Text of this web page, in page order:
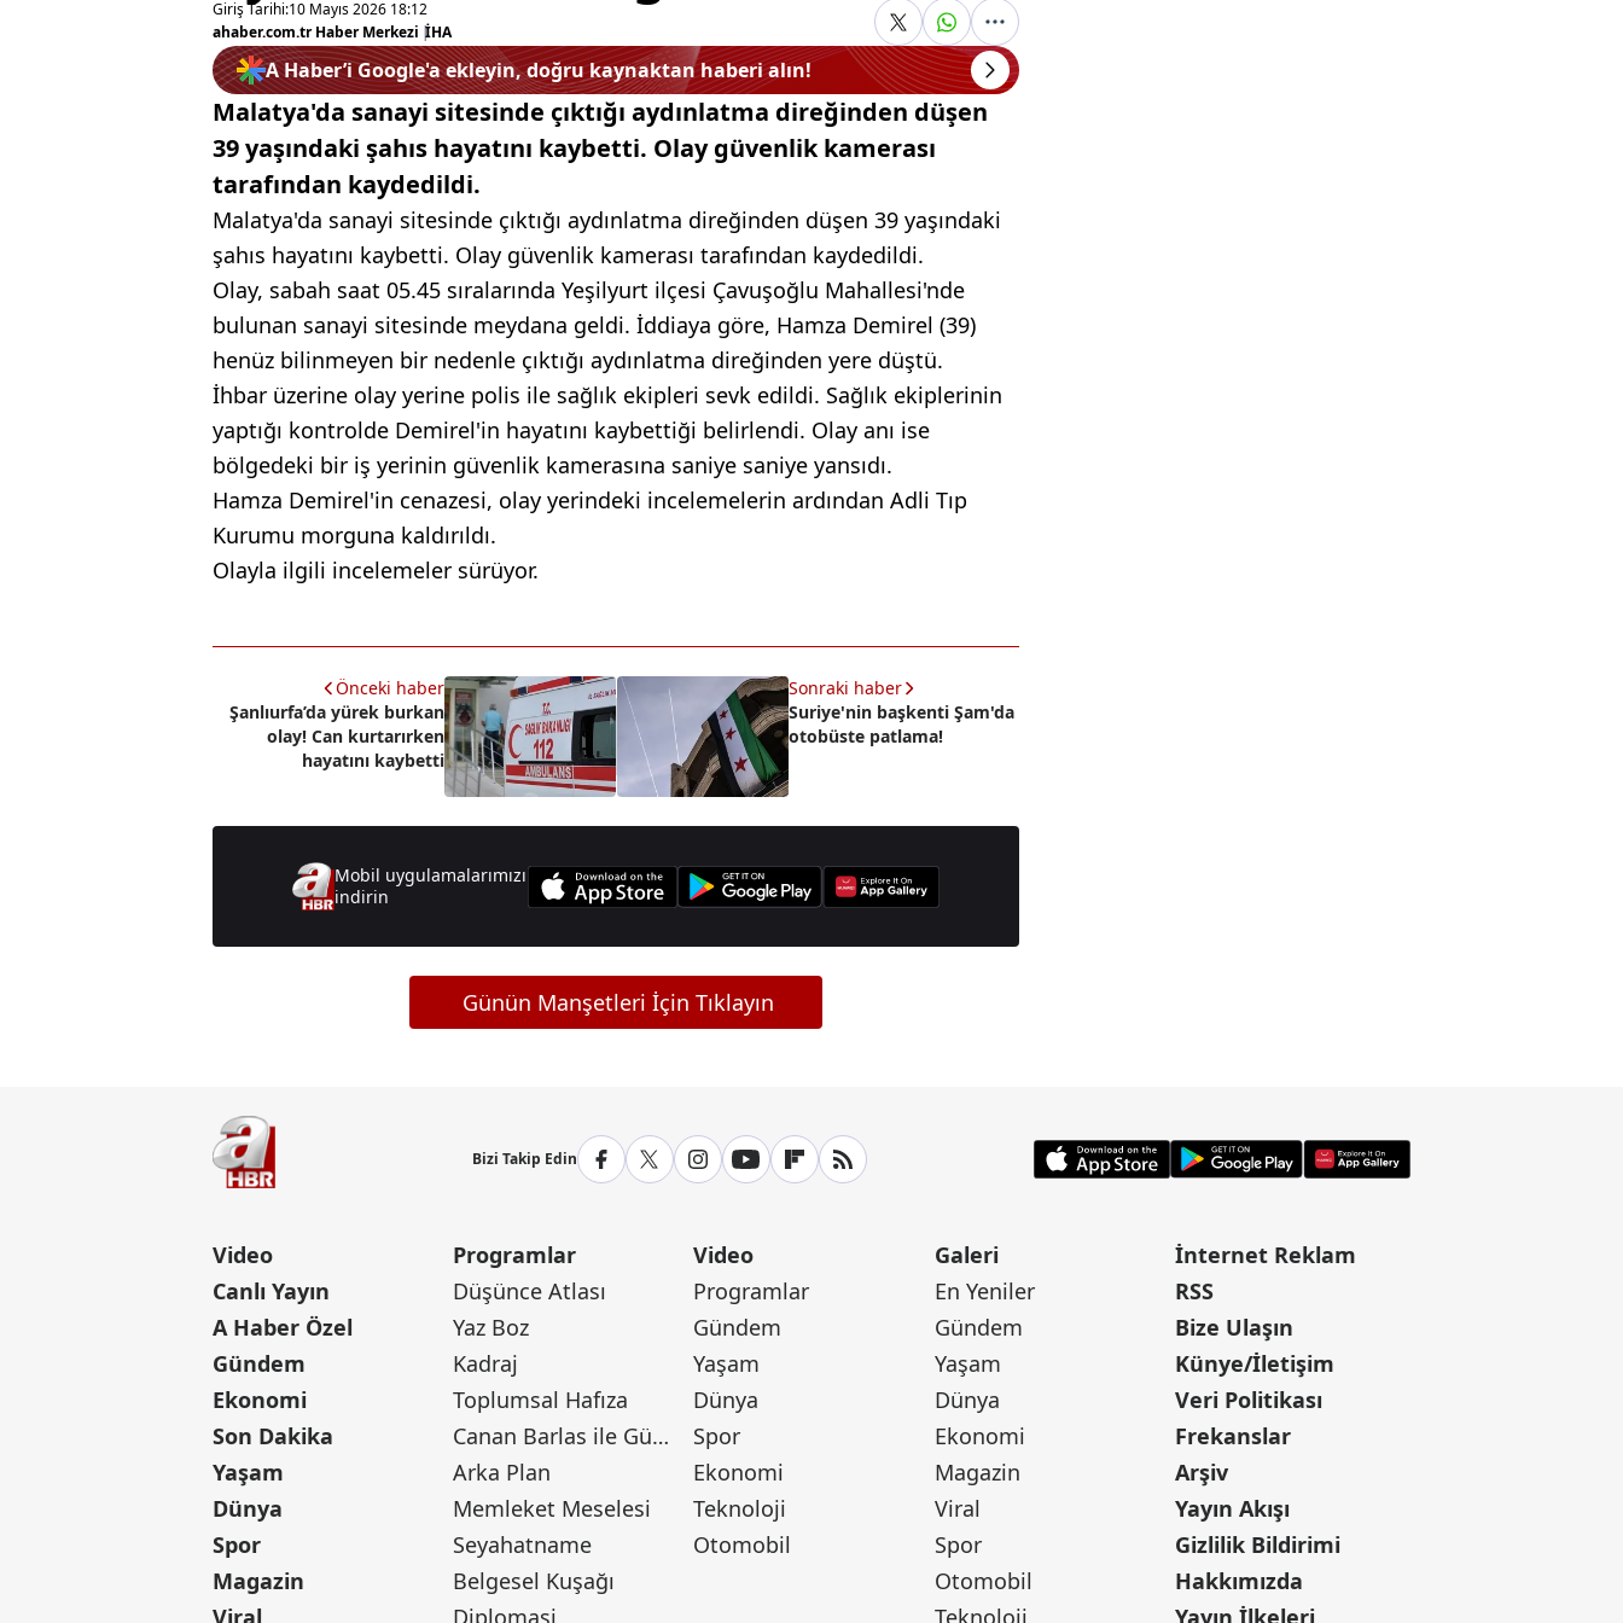
Giriş Tarihi:10 Mayıs 2026 18:12
ahaber.com.tr Haber Merkezi |İHA
A Haber’i Google'a ekleyin, doğru kaynaktan haberi alın!
Malatya'da sanayi sitesinde çıktığı aydınlatma direğinden düşen
39 yaşındaki şahıs hayatını kaybetti. Olay güvenlik kamerası
tarafından kaydedildi.
Malatya'da sanayi sitesinde çıktığı aydınlatma direğinden düşen 39 yaşındaki
şahıs hayatını kaybetti. Olay güvenlik kamerası tarafından kaydedildi.
Olay, sabah saat 05.45 sıralarında Yeşilyurt ilçesi Çavuşoğlu Mahallesi'nde
bulunan sanayi sitesinde meydana geldi. İddiaya göre, Hamza Demirel (39)
henüz bilinmeyen bir nedenle çıktığı aydınlatma direğinden yere düştü.
İhbar üzerine olay yerine polis ile sağlık ekipleri sevk edildi. Sağlık ekiplerinin
yaptığı kontrolde Demirel'in hayatını kaybettiği belirlendi. Olay anı ise
bölgedeki bir iş yerinin güvenlik kamerasına saniye saniye yansıdı.
Hamza Demirel'in cenazesi, olay yerindeki incelemelerin ardından Adli Tıp
Kurumu morguna kaldırıldı.
Olayla ilgili incelemeler sürüyor.
Önceki haber
Şanlıurfa’da yürek burkan
olay! Can kurtarırken
hayatını kaybetti
Sonraki haber
Suriye'nin başkenti Şam'da
otobüste patlama!
Mobil uygulamalarımızı
indirin
Günün Manşetleri İçin Tıklayın
Bizi Takip Edin
Video
Canlı Yayın
A Haber Özel
Gündem
Ekonomi
Son Dakika
Yaşam
Dünya
Spor
Magazin
Viral
Programlar
Düşünce Atlası
Yaz Boz
Kadraj
Toplumsal Hafıza
Canan Barlas ile Gündem
Arka Plan
Memleket Meselesi
Seyahatname
Belgesel Kuşağı
Diplomasi
Video
Programlar
Gündem
Yaşam
Dünya
Spor
Ekonomi
Teknoloji
Otomobil
Galeri
En Yeniler
Gündem
Yaşam
Dünya
Ekonomi
Magazin
Viral
Spor
Otomobil
Teknoloji
İnternet Reklam
RSS
Bize Ulaşın
Künye/İletişim
Veri Politikası
Frekanslar
Arşiv
Yayın Akışı
Gizlilik Bildirimi
Hakkımızda
Yayın İlkeleri